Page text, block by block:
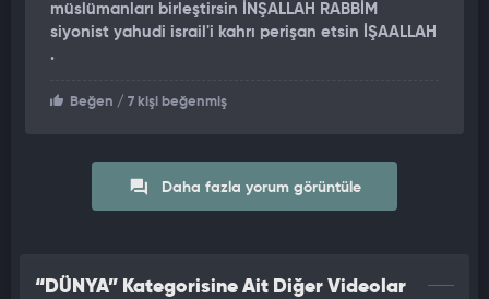
müslümanları birleştirsin İNŞALLAH RABBİM
siyonist yahudi israil'i kahrı perişan etsin İŞAALLAH
.
Beğen / 7 kişi beğenmiş
Daha fazla yorum görüntüle
“DÜNYA” Kategorisine Ait Diğer Videolar